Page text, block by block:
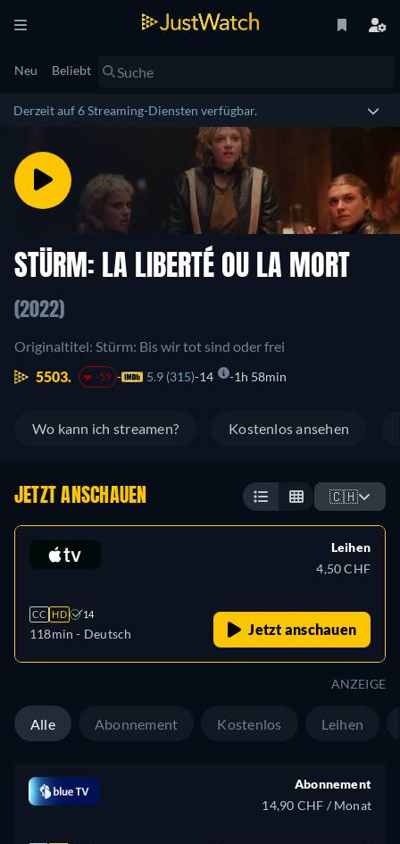
Neu Beliebt
Derzeit auf 6 Streaming-Diensten verfügbar.
STÜRM: LA LIBERTÉ OU LA MORT
(2022)
Originaltitel: Stürm: Bis wir tot sind oder frei
5503.
-59 5.9 (315) 14 1h 58min
Wo kann ich streamen? Kostenlos ansehen
JETZT ANSCHAUEN 🇨🇭
CC HD 14
118min - Deutsch
Leihen
4,50 CHF
Jetzt anschauen
ANZEIGE
Alle Abonnement Kostenlos Leihen
Abonnement
14,90 CHF / Monat